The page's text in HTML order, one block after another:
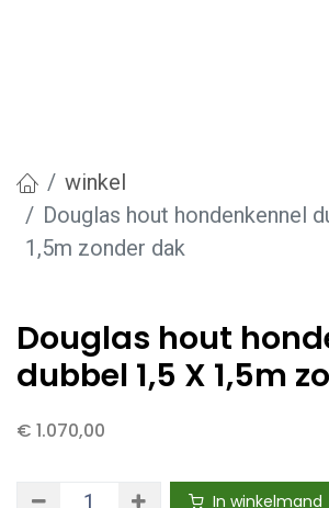
winkel
Douglas hout hondenkennel
1,5m zonder dak
Douglas hout
dubbel 1,5 X 1,5m
€ 1.070,00
In winkelmand